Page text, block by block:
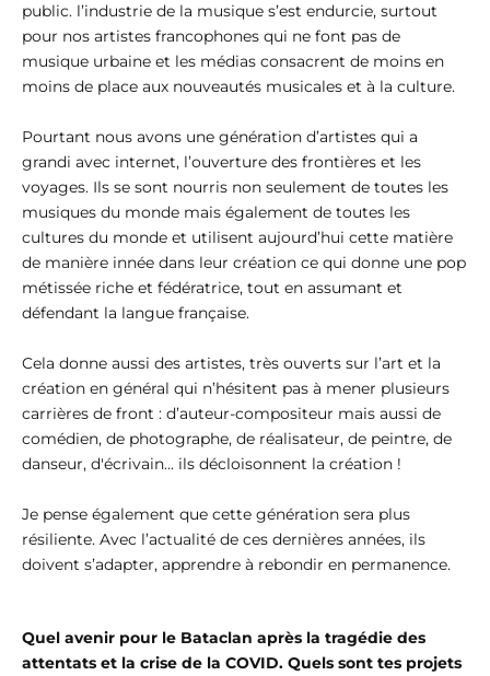
public. l’industrie de la musique s’est endurcie, surtout
pour nos artistes francophones qui ne font pas de
musique urbaine et les médias consacrent de moins en
moins de place aux nouveautés musicales et à la culture.
Pourtant nous avons une génération d’artistes qui a
grandi avec internet, l’ouverture des frontières et les
voyages. Ils se sont nourris non seulement de toutes les
musiques du monde mais également de toutes les
cultures du monde et utilisent aujourd’hui cette matière
de manière innée dans leur création ce qui donne une pop
métissée riche et fédératrice, tout en assumant et
défendant la langue française.
Cela donne aussi des artistes, très ouverts sur l’art et la
création en général qui n’hésitent pas à mener plusieurs
carrières de front : d’auteur-compositeur mais aussi de
comédien, de photographe, de réalisateur, de peintre, de
danseur, d'écrivain... ils décloisonnent la création !
Je pense également que cette génération sera plus
résiliente. Avec l’actualité de ces dernières années, ils
doivent s’adapter, apprendre à rebondir en permanence.
Quel avenir pour le Bataclan après la tragédie des
attentats et la crise de la COVID. Quels sont tes projets